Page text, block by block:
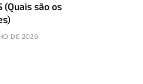
(Quais são os
DE 2026